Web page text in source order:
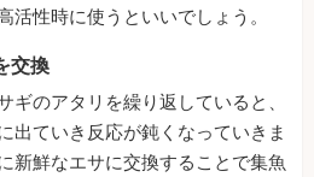
活性時に使うといいでしょう。
交換
ギのアタリを繰り返していると、
出ていき反応が鈍くなっていきま
新鮮なエサに交換することで集魚